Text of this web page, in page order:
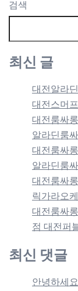
검색
최신 글
대전알라
대전스머
대전룸싸
알라딘룸
대전룸싸
알라딘룸
대전룸싸
릭가라오
대전룸싸
점 대전퍼
최신 댓글
안녕하세